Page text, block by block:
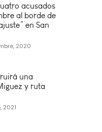
acusados
al borde de
en San
2020
una
y ruta
2021